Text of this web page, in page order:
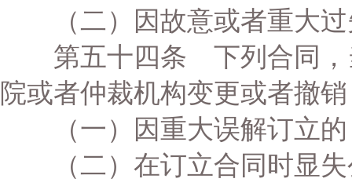
（二）因故意或者重大过
第五十四条 下列合同，
院或者仲裁机构变更或者撤
（一）因重大误解订立的
（二）在订立合同时显失